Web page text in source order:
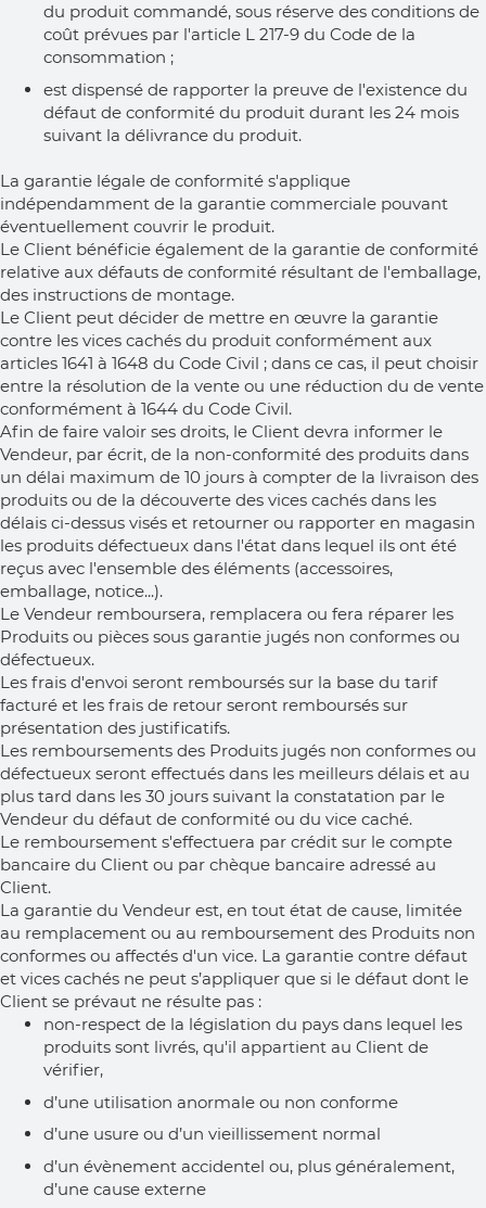
du produit commandé, sous réserve des conditions de
coût prévues par l'article L 217-9 du Code de la
consommation ;
est dispensé de rapporter la preuve de l'existence du
défaut de conformité du produit durant les 24 mois
suivant la délivrance du produit.
La garantie légale de conformité s'applique
indépendamment de la garantie commerciale pouvant
éventuellement couvrir le produit.
Le Client bénéficie également de la garantie de conformité
relative aux défauts de conformité résultant de l'emballage,
des instructions de montage.
Le Client peut décider de mettre en œuvre la garantie
contre les vices cachés du produit conformément aux
articles 1641 à 1648 du Code Civil ; dans ce cas, il peut choisir
entre la résolution de la vente ou une réduction du de vente
conformément à 1644 du Code Civil.
Afin de faire valoir ses droits, le Client devra informer le
Vendeur, par écrit, de la non-conformité des produits dans
un délai maximum de 10 jours à compter de la livraison des
produits ou de la découverte des vices cachés dans les
délais ci-dessus visés et retourner ou rapporter en magasin
les produits défectueux dans l'état dans lequel ils ont été
reçus avec l'ensemble des éléments (accessoires,
emballage, notice...).
Le Vendeur remboursera, remplacera ou fera réparer les
Produits ou pièces sous garantie jugés non conformes ou
défectueux.
Les frais d'envoi seront remboursés sur la base du tarif
facturé et les frais de retour seront remboursés sur
présentation des justificatifs.
Les remboursements des Produits jugés non conformes ou
défectueux seront effectués dans les meilleurs délais et au
plus tard dans les 30 jours suivant la constatation par le
Vendeur du défaut de conformité ou du vice caché.
Le remboursement s'effectuera par crédit sur le compte
bancaire du Client ou par chèque bancaire adressé au
Client.
La garantie du Vendeur est, en tout état de cause, limitée
au remplacement ou au remboursement des Produits non
conformes ou affectés d'un vice. La garantie contre défaut
et vices cachés ne peut s’appliquer que si le défaut dont le
Client se prévaut ne résulte pas :
non-respect de la législation du pays dans lequel les
produits sont livrés, qu'il appartient au Client de
vérifier,
d’une utilisation anormale ou non conforme
d’une usure ou d’un vieillissement normal
d’un évènement accidentel ou, plus généralement,
d’une cause externe